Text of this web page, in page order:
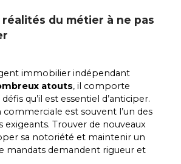
du métier à ne pas
immobilier indépendant
atouts, il comporte
qu’il est essentiel d’anticiper.
est souvent l’un des
exigeants. Trouver de nouveaux
sa notoriété et maintenir un
mandats demandent rigueur et